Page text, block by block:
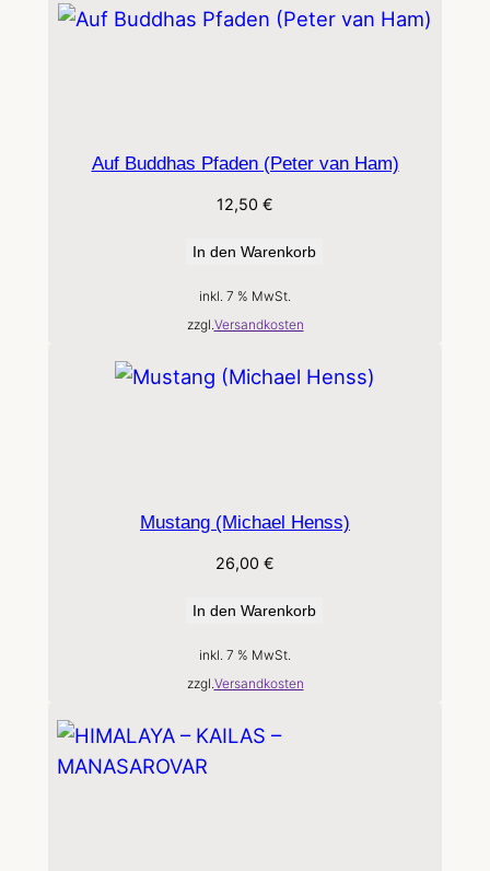
Auf Buddhas Pfaden (Peter van Ham)
12,50 €
In den Warenkorb
inkl. 7 % MwSt.
zzgl.Versandkosten
Mustang (Michael Henss)
26,00 €
In den Warenkorb
inkl. 7 % MwSt.
zzgl.Versandkosten